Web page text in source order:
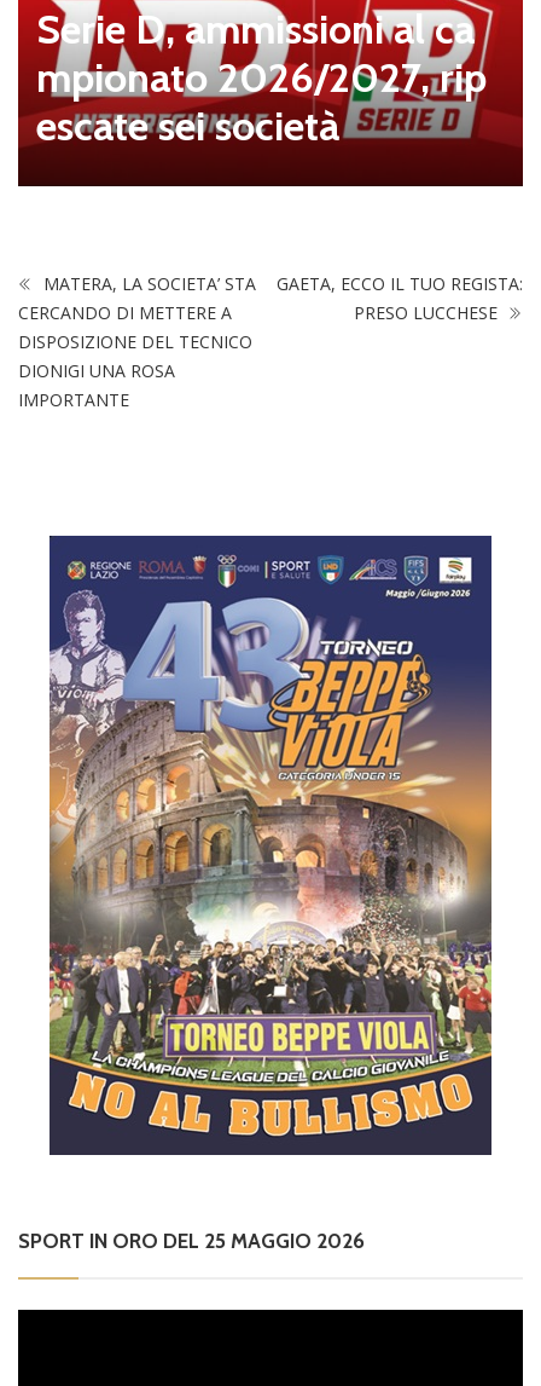
Serie D, ammissioni al ca
mpionato 2026/2027, rip
escate sei società
MATERA, LA SOCIETA’ STA
CERCANDO DI METTERE A
DISPOSIZIONE DEL TECNICO
DIONIGI UNA ROSA
IMPORTANTE
GAETA, ECCO IL TUO REGISTA:
PRESO LUCCHESE
SPORT IN ORO DEL 25 MAGGIO 2026